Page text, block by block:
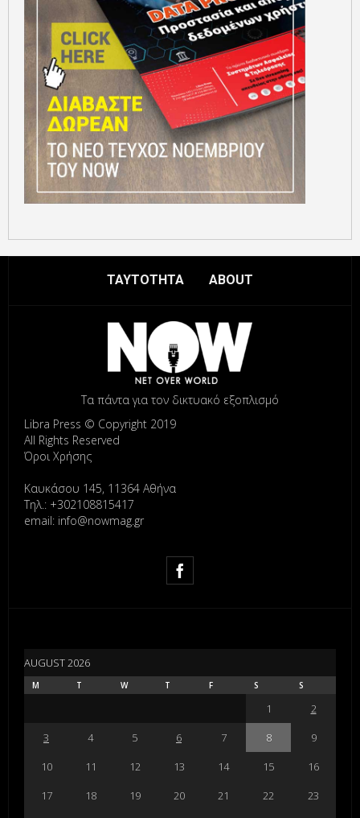
ΤΑΥΤΟΤΗΤΑ ABOUT
Τα πάντα για τον δικτυακό εξοπλισμό
Libra Press © Copyright 2019
All Rights Reserved
Όροι Χρήσης
Καυκάσου 145, 11364 Αθήνα
Τηλ.: +302108815417
email: info@nowmag.gr
AUGUST 2026
M T W T F S S
1
2
3
4 5 6 7 8
9
10
11 12 13 14 15
16
17
18 19 20 21 22
23